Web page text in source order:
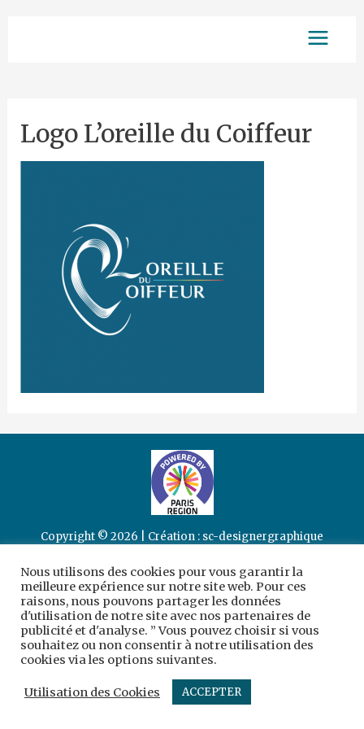
Logo L’oreille du Coiffeur
Copyright © 2026 | Création : sc-designergraphique
Mentions légales
Nous utilisons des cookies pour vous garantir la
meilleure expérience sur notre site web. Pour ces
raisons, nous pouvons partager les données
d'utilisation de notre site avec nos partenaires de
publicité et d'analyse. ” Vous pouvez choisir si vous
souhaitez ou non consentir à notre utilisation des
cookies via les options suivantes.
Utilisation des Cookies ACCEPTER